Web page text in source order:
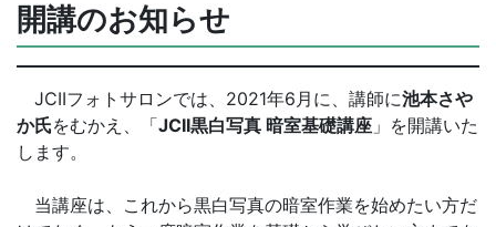
開講のお知らせ
JCIIフォトサロンでは、2021年6月に、講師に池本さや
か氏をむかえ、「JCII黒白写真 暗室基礎講座 」を開講いた
します。
当講座は、これから黒白写真の暗室作業を始めたい方だ